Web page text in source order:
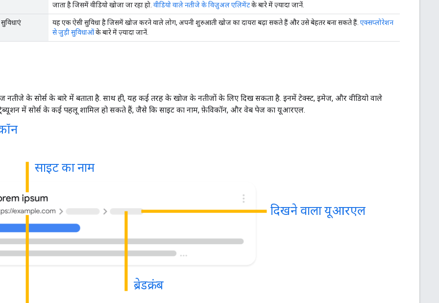
जाता है जिसमें वीडियो खोजा जा रहा हो. वीडियो वाले नतीजे के विज़ुअल एलिमेंटके बारे में ज़्यादा जानें.
यह एक ऐसी सुविधा है जिसमें खोज करने वाले लोग, अपनी शुरुआती खोज का दायरा बढ़ा सकते हैं और उसे बेहतर बना सकते हैं. एक्सप्लोरेशन
से जुड़ी सुविधाओंके बारे में ज़्यादा जानें.
नतीजे के सोर्स के बारे में बताता है. साथ ही, यह कई तरह के खोज के नतीजों के लिए दिख सकता है. इनमें टेक्स्ट, इमेज, और वीडियो वाले
में सोर्स के कई पहलू शामिल हो सकते हैं, जैसे कि साइट का नाम, फ़ेविकॉन, और वेब पेज का यूआरएल.
साइट का नाम
दिखने वाला यूआरएल
ब्रेडक्रंब